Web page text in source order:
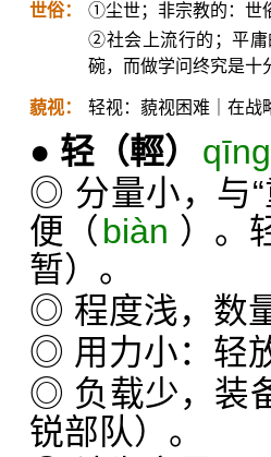
世俗：
①尘世；非宗教的：世
②社会上流行的；平庸
碗，而做学问终究是十
藐视： 轻视：藐视困难｜在战
● 轻 （輕）
◎ 分量小，与“
便（ biàn ）。
暂）。
◎ 程度浅，数
◎ 用力小：轻
◎ 负载少，装
锐部队）。